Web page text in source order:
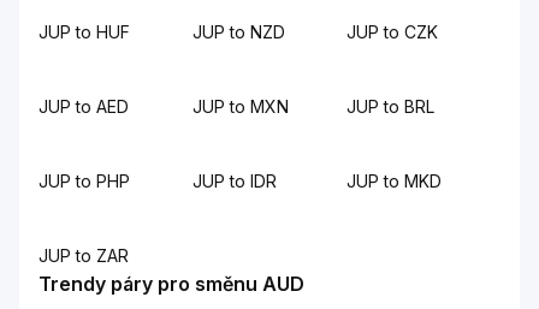
JUP to HUF JUP to NZD JUP to CZK
JUP to AED JUP to MXN JUP to BRL
JUP to PHP JUP to IDR JUP to MKD
JUP to ZAR
Trendy páry pro směnu AUD